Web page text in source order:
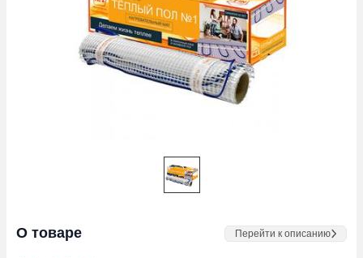
О товаре Перейти к описанию